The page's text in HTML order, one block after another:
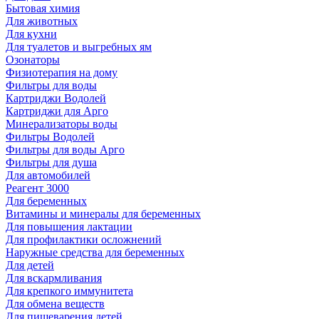
Бытовая химия
Для животных
Для кухни
Для туалетов и выгребных ям
Озонаторы
Физиотерапия на дому
Фильтры для воды
Картриджи Водолей
Картриджи для Арго
Минерализаторы воды
Фильтры Водолей
Фильтры для воды Арго
Фильтры для душа
Для автомобилей
Реагент 3000
Для беременных
Витамины и минералы для беременных
Для повышения лактации
Для профилактики осложнений
Наружные средства для беременных
Для детей
Для вскармливания
Для крепкого иммунитета
Для обмена веществ
Для пищеварения детей